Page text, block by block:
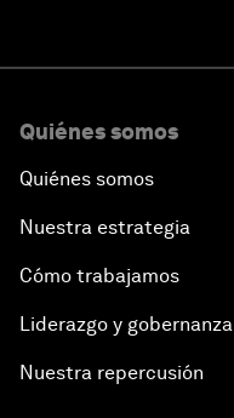
Quiénes somos
Quiénes somos
Nuestra estrategia
Cómo trabajamos
Liderazgo y gobernanza
Nuestra repercusión